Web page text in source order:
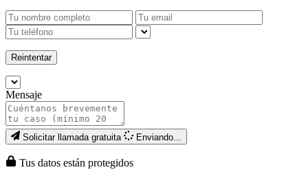
Reintentar
Mensaje
Solicitar llamada gratuita Enviando...
Tus datos están protegidos